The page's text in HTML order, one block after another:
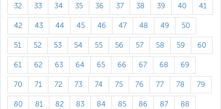
32 33 34 35 36 37 38 39 40 41
42 43 44 45 46 47 48 49 50
51 52 53 54 55 56 57 58 59 60
61 62 63 64 65 66 67 68 69
70 71 72 73 74 75 76 77 78 79
80 81 82 83 84 85 86 87 88